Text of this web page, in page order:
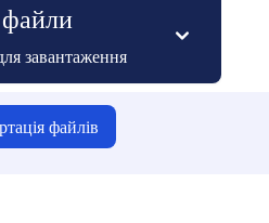
завантаження
файлів